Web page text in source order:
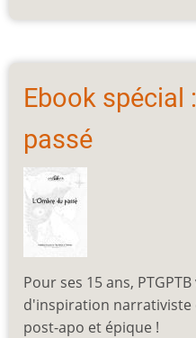
Ebook spécial
passé
Pour ses 15 ans,
d'inspiration narrativiste
post-apo et épique !